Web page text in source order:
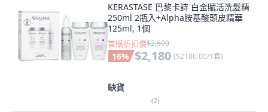
KERASTASE 巴黎卡詩 白金賦活洗髮精
250ml 2瓶入+Alpha胺基酸頭皮精華
125ml, 1個
首購折扣價$2,600
16% $2,180 ($2180.00/1套)
缺貨
(2)